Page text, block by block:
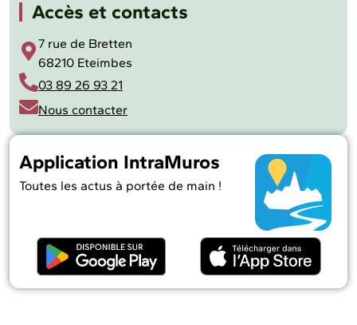
Accès et contacts
7 rue de Bretten
68210 Eteimbes
03 89 26 93 21
Nous contacter
Application IntraMuros
Toutes les actus à portée de main !